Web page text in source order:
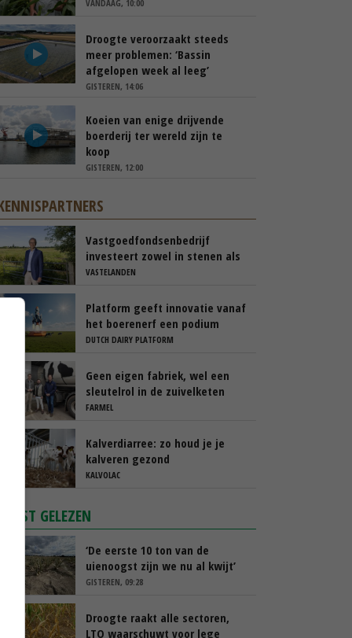
VANDAAG, 10:00
Droogte veroorzaakt steeds
meer problemen: ‘Bassin
afgelopen week al leeg’
GISTEREN, 14:06
Koeien van enige drijvende
boerderij ter wereld zijn te
koop
GISTEREN, 12:00
Vastgoedfondsenbedrijf
investeert zowel in stenen als
in mensen
VASTELANDEN
Platform geeft innovatie vanaf
het boerenerf een podium
DUTCH DAIRY PLATFORM
Geen eigen fabriek, wel een
sleutelrol in de zuivelketen
FARMEL
Kalverdiarree: zo houd je je
kalveren gezond
KALVOLAC
MEEST GELEZEN
‘De eerste 10 ton van de
uienoogst zijn we nu al kwijt’
GISTEREN, 09:28
Droogte raakt alle sectoren,
LTO waarschuwt voor lege